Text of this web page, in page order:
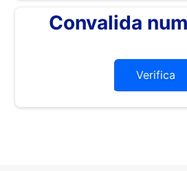
Convalida
Verifica